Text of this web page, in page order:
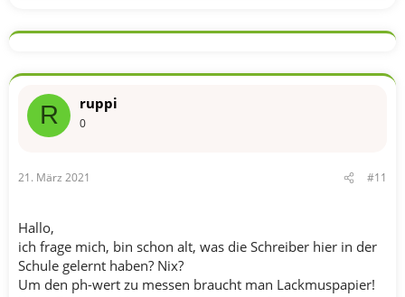
k
o
e
n
R ruppi
0
21. März 2021 #11
Hallo,
ich frage mich, bin schon alt, was die Schreiber hier in der
Schule gelernt haben? Nix?
Um den ph-wert zu messen braucht man Lackmuspapier!